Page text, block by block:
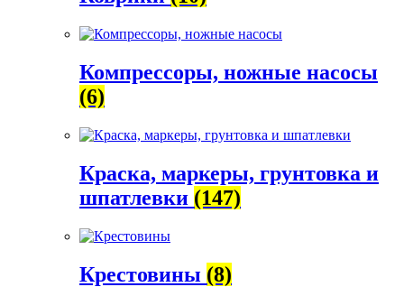
Компрессоры, ножные насосы
(6)
Краска, маркеры, грунтовка и
шпатлевки (147)
Крестовины (8)